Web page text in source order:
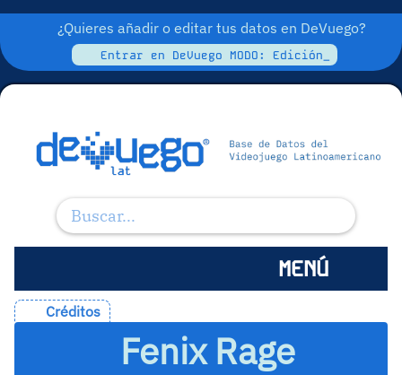
¿Quieres añadir o editar tus datos en DeVuego?
Entrar en DeVuego MODO: Edición_
MENÚ
Créditos
Fenix Rage